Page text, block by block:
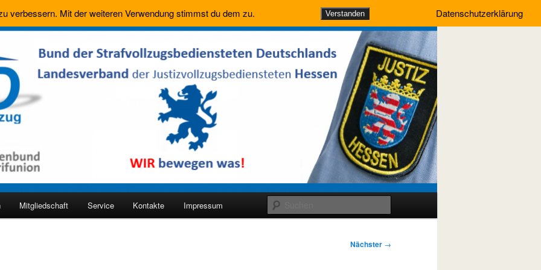
Hessen
Mitgliedschaft Service Kontakte Impressum
Nächster →
verbessern. Mit der weiteren Verwendung stimmst du dem zu. Verstanden Datenschutzerklärung